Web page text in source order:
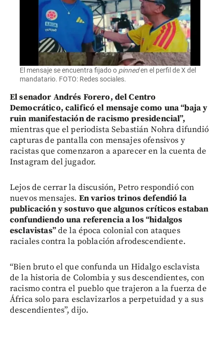
El mensaje se encuentra fijado o pinneden el perfil de X del
mandatario. FOTO: Redes sociales.
El senador Andrés Forero, del Centro
Democrático, calificó el mensaje como una “baja y
ruin manifestación de racismo presidencial”,
mientras que el periodista Sebastián Nohra difundió
capturas de pantalla con mensajes ofensivos y
racistas que comenzaron a aparecer en la cuenta de
Instagram del jugador.
Lejos de cerrar la discusión, Petro respondió con
nuevos mensajes. En varios trinos defendió la
publicación y sostuvo que algunos críticos estaban
confundiendo una referencia a los “hidalgos
esclavistas”de la época colonial con ataques
raciales contra la población afrodescendiente.
“Bien bruto el que confunda un Hidalgo esclavista
de la historia de Colombia y sus descendientes, con
racismo contra el pueblo que trajeron a la fuerza de
África solo para esclavizarlos a perpetuidad y a sus
descendientes”, dijo.